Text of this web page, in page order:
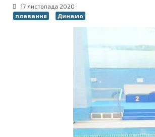
17 листопада 2020
плавання
Динамо